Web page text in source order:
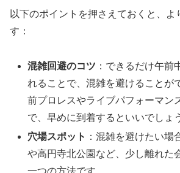
以下のポイントを押さえておくと、よ
す：
混雑回避のコツ ：できるだけ午前
れることで、混雑を避けることが
前プロレスやライブパフォーマン
で、早めに到着するといいでしょ
穴場スポット ：混雑を避けたい場
や高円寺北公園など、少し離れた
一つの方法です。